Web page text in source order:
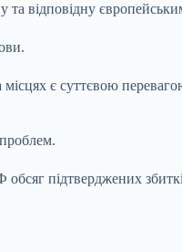
та відповідну
є суттєвою
підтверджених